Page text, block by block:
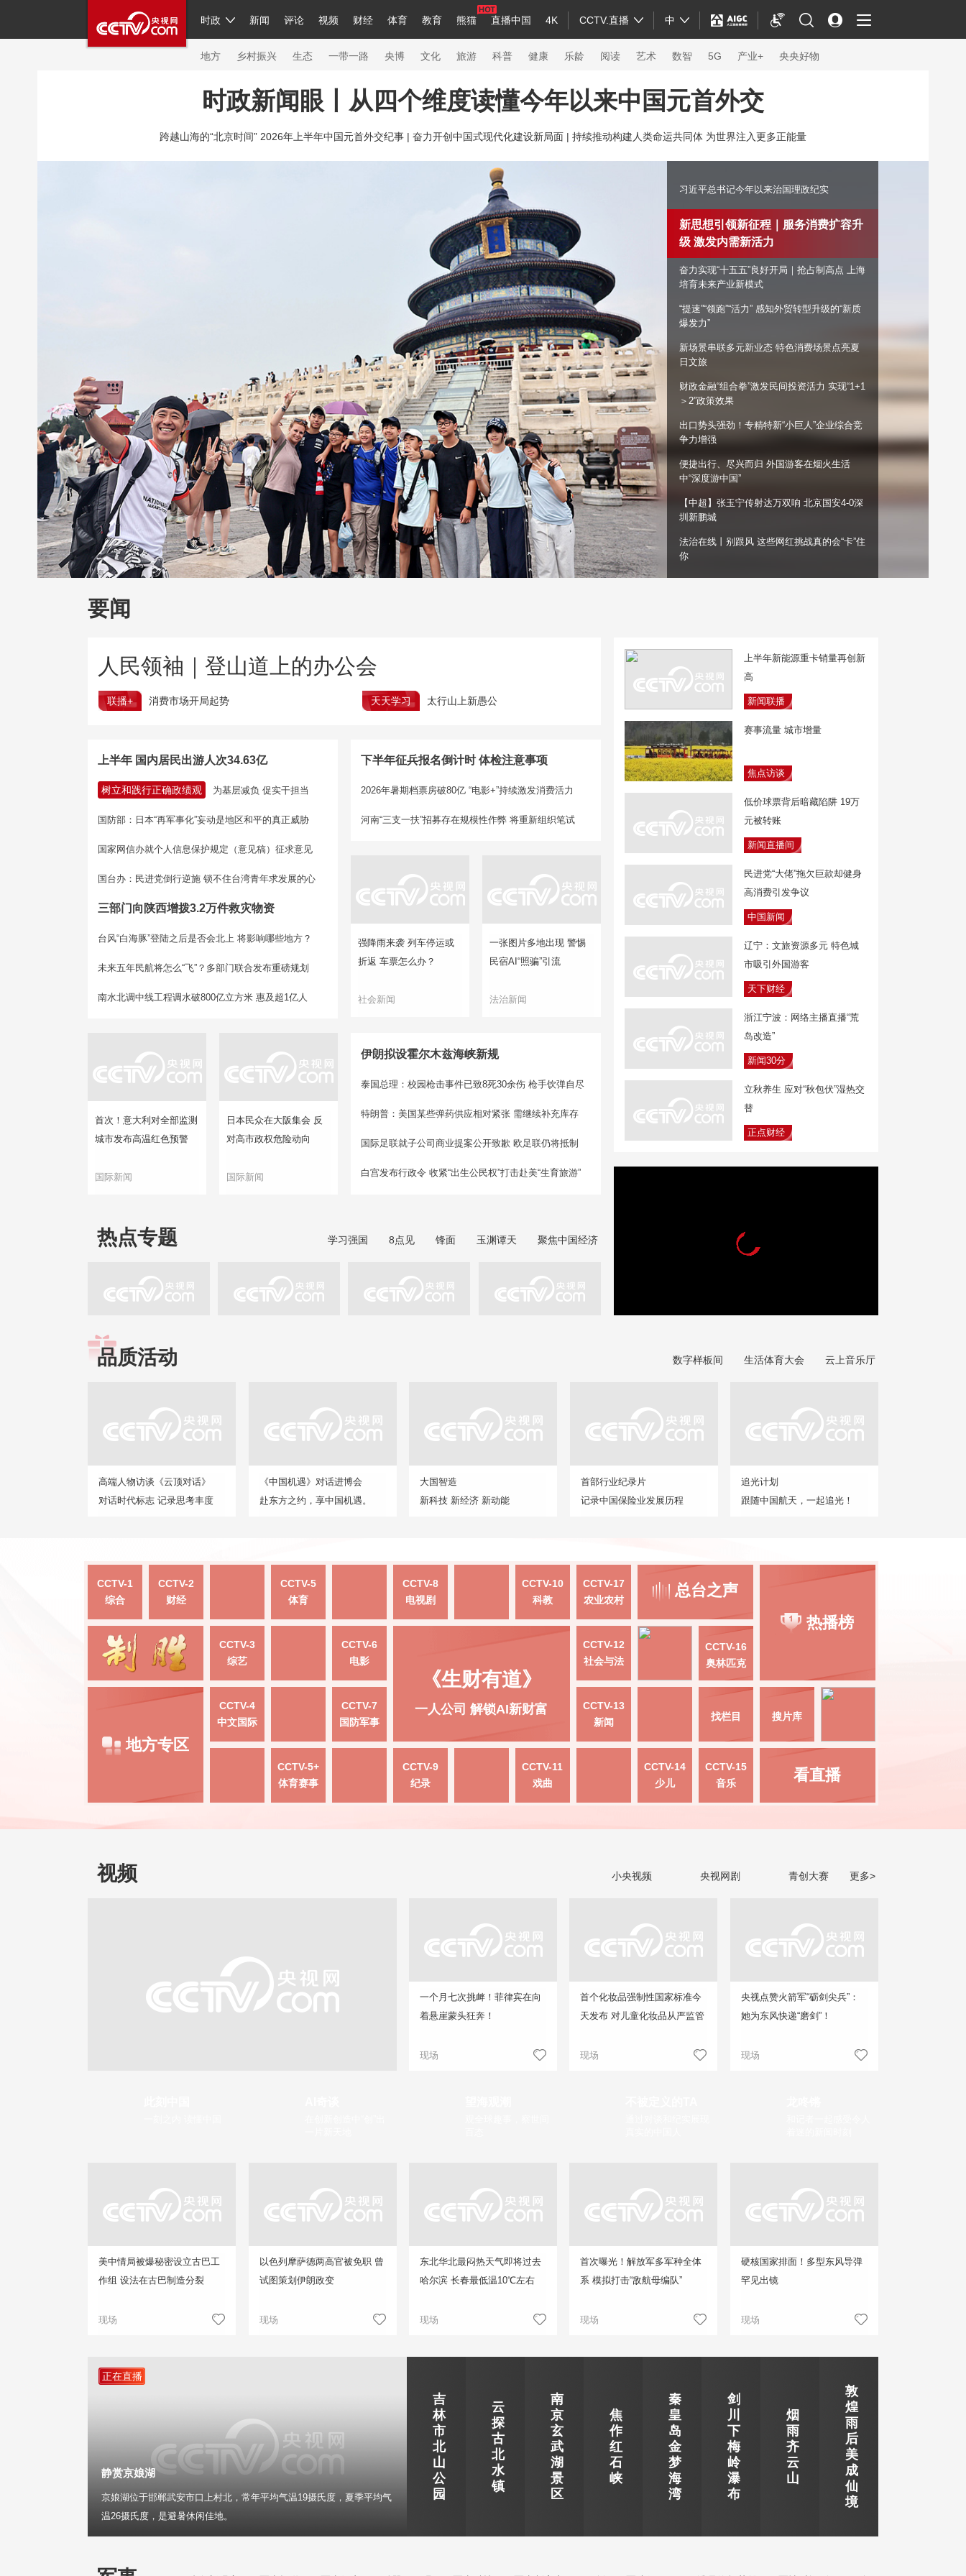
时政 新闻 评论 视频 财经 体育 教育 熊猫 直播中国 4K CCTV.直播 中
人民领袖习近平 联播+ 中国领导人 央视快评 习式妙语 热解读 天天学习
直播 片库 栏目大全 节目单 听音 微视频 主持人 下载央视影音
繁体 海外频道 iPanda English Монгол
地方 乡村振兴 生态 一带一路 央博 文化 旅游 科普 健康 乐龄 阅读 艺术 数智 5G 产业+ 央央好物
网络春晚 共产党员网 秧纪录 纪录片网 国家大剧院 大型活动
新闻 国内 国际 评论 经济 军事 科技 法治 文娱 人物 公益 图片
央视网评
4K专区 全景新闻
人生第一次 人生第二次
NBA 中超 国足 国际足球 网球
文化体育 冰雪道路 足球道路
非遗 文化 旅游 科普 健康 乐龄 阅读 艺术 汽车 数智 5G 产业+
大国保险 云顶对话 云起 超级工厂 智敬中国 全民健康 颜选攻略 海洋 时尚 天气
CCTV.节目官网 直播 节目单 栏目 片库 热播榜 总台企业白名单
时政新闻眼丨从四个维度读懂今年以来中国元首外交
跨越山海的“北京时间” 2026年上半年中国元首外交纪事 | 奋力开创中国式现代化建设新局面 | 持续推动构建人类命运共同体 为世界注入更多正能量
习近平总书记今年以来治国理政纪实
新思想引领新征程｜服务消费扩容升级 激发
内需新活力
奋力实现“十五五”良好开局｜抢占制
高点 上海培育未来产业新模式
“提速”“领跑”“活力” 感知外贸转型升级的“新质
爆发力”
新场景串联多元新业态 特色消费场景点亮夏
日文旅
财政金融“组合拳”激发民间投资活力 实现“1+1
＞2”政策效果
出口势头强劲！专精特新“小巨人”企业综合竞
争力增强
便捷出行、尽兴而归 外国游客在烟火生活
中“深度游中国”
【中超】张玉宁传射达万双响 北京国安4-0深
圳新鹏城
法治在线丨别跟风 这些网红挑战真的会“卡”住
你
要闻
人民领袖｜登山道上的办公会
联播+ 消费市场开局起势 天天学习 太行山上新愚公
上半年 国内居民出游人次34.63亿
树立和践行正确政绩观 为基层减负 促实干担当
国防部：日本“再军事化”妄动是地区和平的真正威胁
国家网信办就个人信息保护规定（意见稿）征求意见
国台办：民进党倒行逆施 锁不住台湾青年求发展的心
三部门向陕西增拨3.2万件救灾物资
台风“白海豚”登陆之后是否会北上 将影响哪些地方？
未来五年民航将怎么“飞”？多部门联合发布重磅规划
南水北调中线工程调水破800亿立方米 惠及超1亿人
下半年征兵报名倒计时 体检注意事项
2026年暑期档票房破80亿 “电影+”持续激发消费活力
河南“三支一扶”招募存在规模性作弊 将重新组织笔试
强降雨来袭 列车停运或
折返 车票怎么办？
社会新闻
一张图片多地出现 警惕
民宿AI“照骗”引流
法治新闻
首次！意大利对全部监测
城市发布高温红色预警
国际新闻
日本民众在大阪集会 反
对高市政权危险动向
国际新闻
伊朗拟设霍尔木兹海峡新规
泰国总理：校园枪击事件已致8死30余伤 枪手饮弹自尽
特朗普：美国某些弹药供应相对紧张 需继续补充库存
国际足联就子公司商业提案公开致歉 欧足联仍将抵制
白宫发布行政令 收紧“出生公民权”打击赴美“生育旅游”
热点专题 学习强国 8点见 锋面 玉渊谭天 聚焦中国经济
上半年新能源重卡销量再创新
高
新闻联播
赛事流量 城市增量
焦点访谈
低价球票背后暗藏陷阱 19万
元被转账
新闻直播间
民进党“大佬”拖欠巨款却健身
高消费引发争议
中国新闻
辽宁：文旅资源多元 特色城
市吸引外国游客
天下财经
浙江宁波：网络主播直播“荒
岛改造”
新闻30分
立秋养生 应对“秋包伏”湿热交
替
正点财经
品质活动 数字样板间 生活体育大会 云上音乐厅
高端人物访谈《云顶对话》
对话时代标志 记录思考丰度
《中国机遇》对话进博会
赴东方之约，享中国机遇。
大国智造
新科技 新经济 新动能
首部行业纪录片
记录中国保险业发展历程
追光计划
跟随中国航天，一起追光！
CCTV-1
综合
CCTV-2
财经
CCTV-5
体育
CCTV-8
电视剧
CCTV-10
科教
CCTV-17
农业农村
总台之声
热播榜
CCTV-3
综艺
CCTV-6
电影
《生财有道》
一人公司 解锁AI新财富
CCTV-12
社会与法
CCTV-16
奥林匹克
地方专区
CCTV-4
中文国际
CCTV-7
国防军事
CCTV-13
新闻
找栏目 搜片库
CCTV-5+
体育赛事
CCTV-9
纪录
CCTV-11
戏曲
CCTV-14
少儿
CCTV-15
音乐
看直播
视频 更多>
小央视频 央视网剧 青创大赛
一个月七次挑衅！菲律宾在向
着悬崖蒙头狂奔！
现场
首个化妆品强制性国家标准今
天发布 对儿童化妆品从严监管
现场
央视点赞火箭军“砺剑尖兵”：
她为东风快递“磨剑”！
现场
美中情局被爆秘密设立古巴工
作组 设法在古巴制造分裂
现场
以色列摩萨德两高官被免职 曾
试图策划伊朗政变
现场
东北华北最闷热天气即将过去
哈尔滨 长春最低温10℃左右
现场
首次曝光！解放军多军种全体
系 模拟打击“敌航母编队”
现场
硬核国家排面！多型东风导弹
罕见出镜
现场
正在直播
静赏京娘湖
京娘湖位于邯郸武安市口上村北，常年平均气温19摄氏度，夏季平均气
温26摄氏度，是避暑休闲佳地。
吉
林
市
北
山
公
园
云
探
古
北
水
镇
南
京
玄
武
湖
景
区
焦
作
红
石
峡
秦
皇
岛
金
梦
海
湾
剑
川
下
梅
岭
瀑
布
烟
雨
齐
云
山
敦
煌
雨
后
美
成
仙
境